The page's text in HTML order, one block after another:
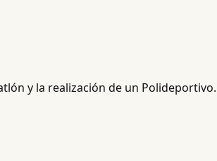
y la realización de un Polideportivo.